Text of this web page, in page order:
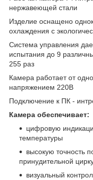
нержавеющей стали
Изделие оснащено
охлаждения с
Система управления
испытания до 9
255 раз
Камера работает от
напряжением 220В
Подключение к ПК -
Камера обеспечивает:
цифровую
температуры
высокую точность
принудительной
визуальный